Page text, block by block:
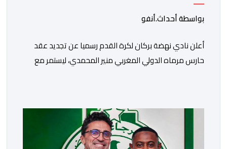
بواسطة أحداث.أنفو
​أعلن نادي نهضة بركان لكرة القدم رسميا عن تجديد عقد
حارس مرماه الدولي المغربي منير المحمدي، ليستمر مع
الاجتماعي، مصحوبا بعبارة “الرحلة مستمرة”، في إشارة إلى
رغبة الإدارة في الحفاظ على ركائز الفريق والتعزيز من
استقراره الفني […]